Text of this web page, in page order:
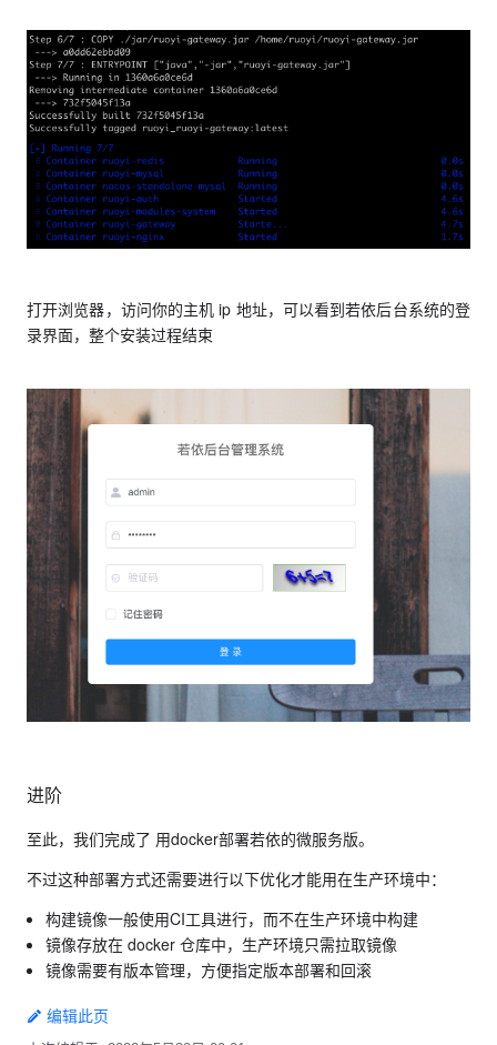
打开浏览器，访问你的主机 ip 地址，可以看到若依后台系统的登
录界面，整个安装过程结束
进阶
至此，我们完成了 用docker部署若依的微服务版。
不过这种部署方式还需要进行以下优化才能用在生产环境中：
构建镜像一般使用CI工具进行，而不在生产环境中构建
镜像存放在 docker 仓库中，生产环境只需拉取镜像
镜像需要有版本管理，方便指定版本部署和回滚
编辑此页